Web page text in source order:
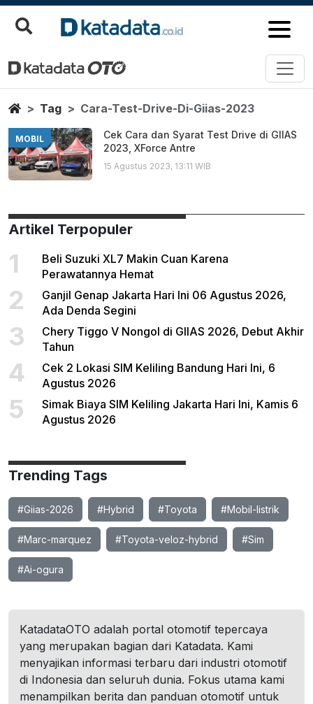
Cara Test Drive Di Giias 2023
Berita Terbaru
HomeTag Cara-Test-Drive-Di-Giias-2023
MOBIL
Cek Cara dan Syarat Test Drive di GIIAS
2023, XForce Antre
15 Agustus 2023, 13:11 WIB
Artikel Terpopuler
1
Beli Suzuki XL7 Makin Cuan Karena
Perawatannya Hemat
2
Ganjil Genap Jakarta Hari Ini 06 Agustus 2026,
Ada Denda Segini
3
Chery Tiggo V Nongol di GIIAS 2026, Debut Akhir
Tahun
4
Cek 2 Lokasi SIM Keliling Bandung Hari Ini, 6
Agustus 2026
5
Simak Biaya SIM Keliling Jakarta Hari Ini, Kamis 6
Agustus 2026
Trending Tags
#Giias-2026 #Hybrid #Toyota #Mobil-listrik
#Marc-marquez #Toyota-veloz-hybrid #Sim
#Ai-ogura
KatadataOTO adalah portal otomotif tepercaya
yang merupakan bagian dari Katadata. Kami
menyajikan informasi terbaru dari industri otomotif
di Indonesia dan seluruh dunia. Fokus utama kami
menampilkan berita dan panduan otomotif untuk